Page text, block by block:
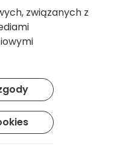
związanych z